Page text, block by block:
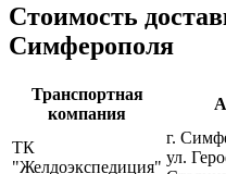
Стоимость
Симферополя
Транспортная
компания
ТК
"Желдоэкспедиция"
г.
ул.